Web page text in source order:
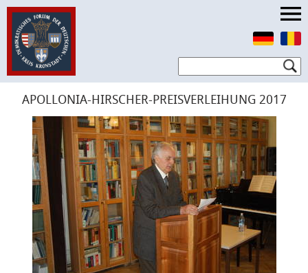
APOLLONIA-HIRSCHER-PREISVERLEIHUNG 2017